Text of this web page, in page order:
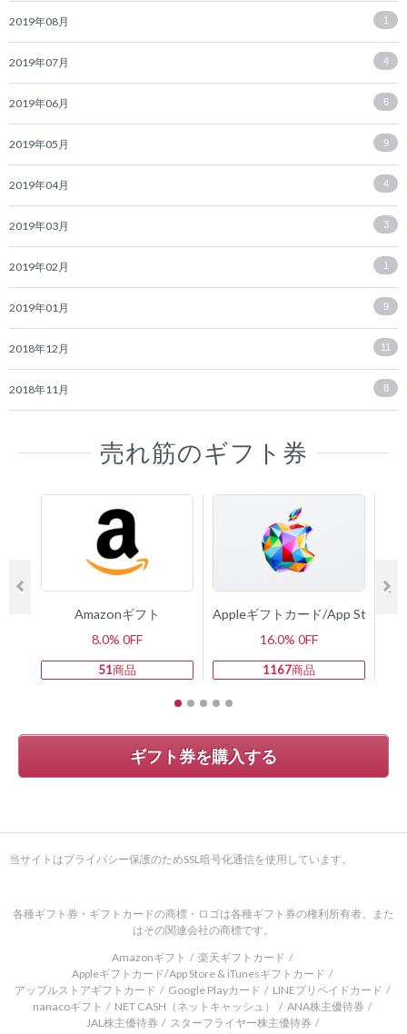
2019年08月 1
2019年07月 4
2019年06月 6
2019年05月 9
2019年04月 4
2019年03月 3
2019年02月 1
2019年01月 9
2018年12月 11
2018年11月 8
売れ筋のギフト券
Amazonギフト
8.0% 0FF
51商品
Appleギフトカード/App Store &
16.0% 0FF
1167商品
ギフト券を購入する
当サイトはプライバシー保護のためSSL暗号化通信を使用しています。
各種ギフト券・ギフトカードの商標・ロゴは各種ギフト券の権利所有者、また
はその関連会社の商標です。
Amazonギフト
楽天ギフトカード
Appleギフトカード/App Store & iTunesギフトカード
アップルストアギフトカード
Google Playカード
LINEプリペイドカード
nanacoギフト
NET CASH（ネットキャッシュ）
ANA株主優待券
JAL株主優待券
スターフライヤー株主優待券